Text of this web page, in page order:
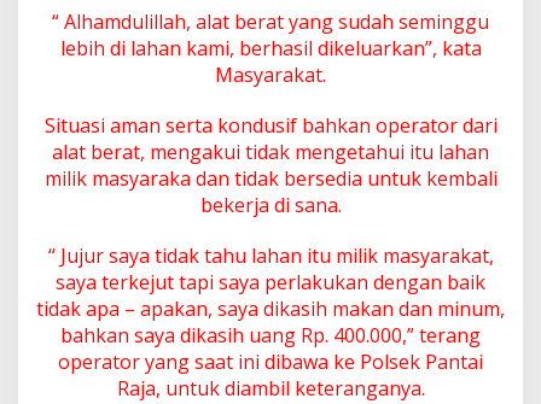
“ Alhamdulillah, alat berat yang sudah seminggu
lebih di lahan kami, berhasil dikeluarkan”, kata
Masyarakat.
Situasi aman serta kondusif bahkan operator dari
alat berat, mengakui tidak mengetahui itu lahan
milik masyaraka dan tidak bersedia untuk kembali
bekerja di sana.
“ Jujur saya tidak tahu lahan itu milik masyarakat,
saya terkejut tapi saya perlakukan dengan baik
tidak apa – apakan, saya dikasih makan dan minum,
bahkan saya dikasih uang Rp. 400.000,” terang
operator yang saat ini dibawa ke Polsek Pantai
Raja, untuk diambil keteranganya.